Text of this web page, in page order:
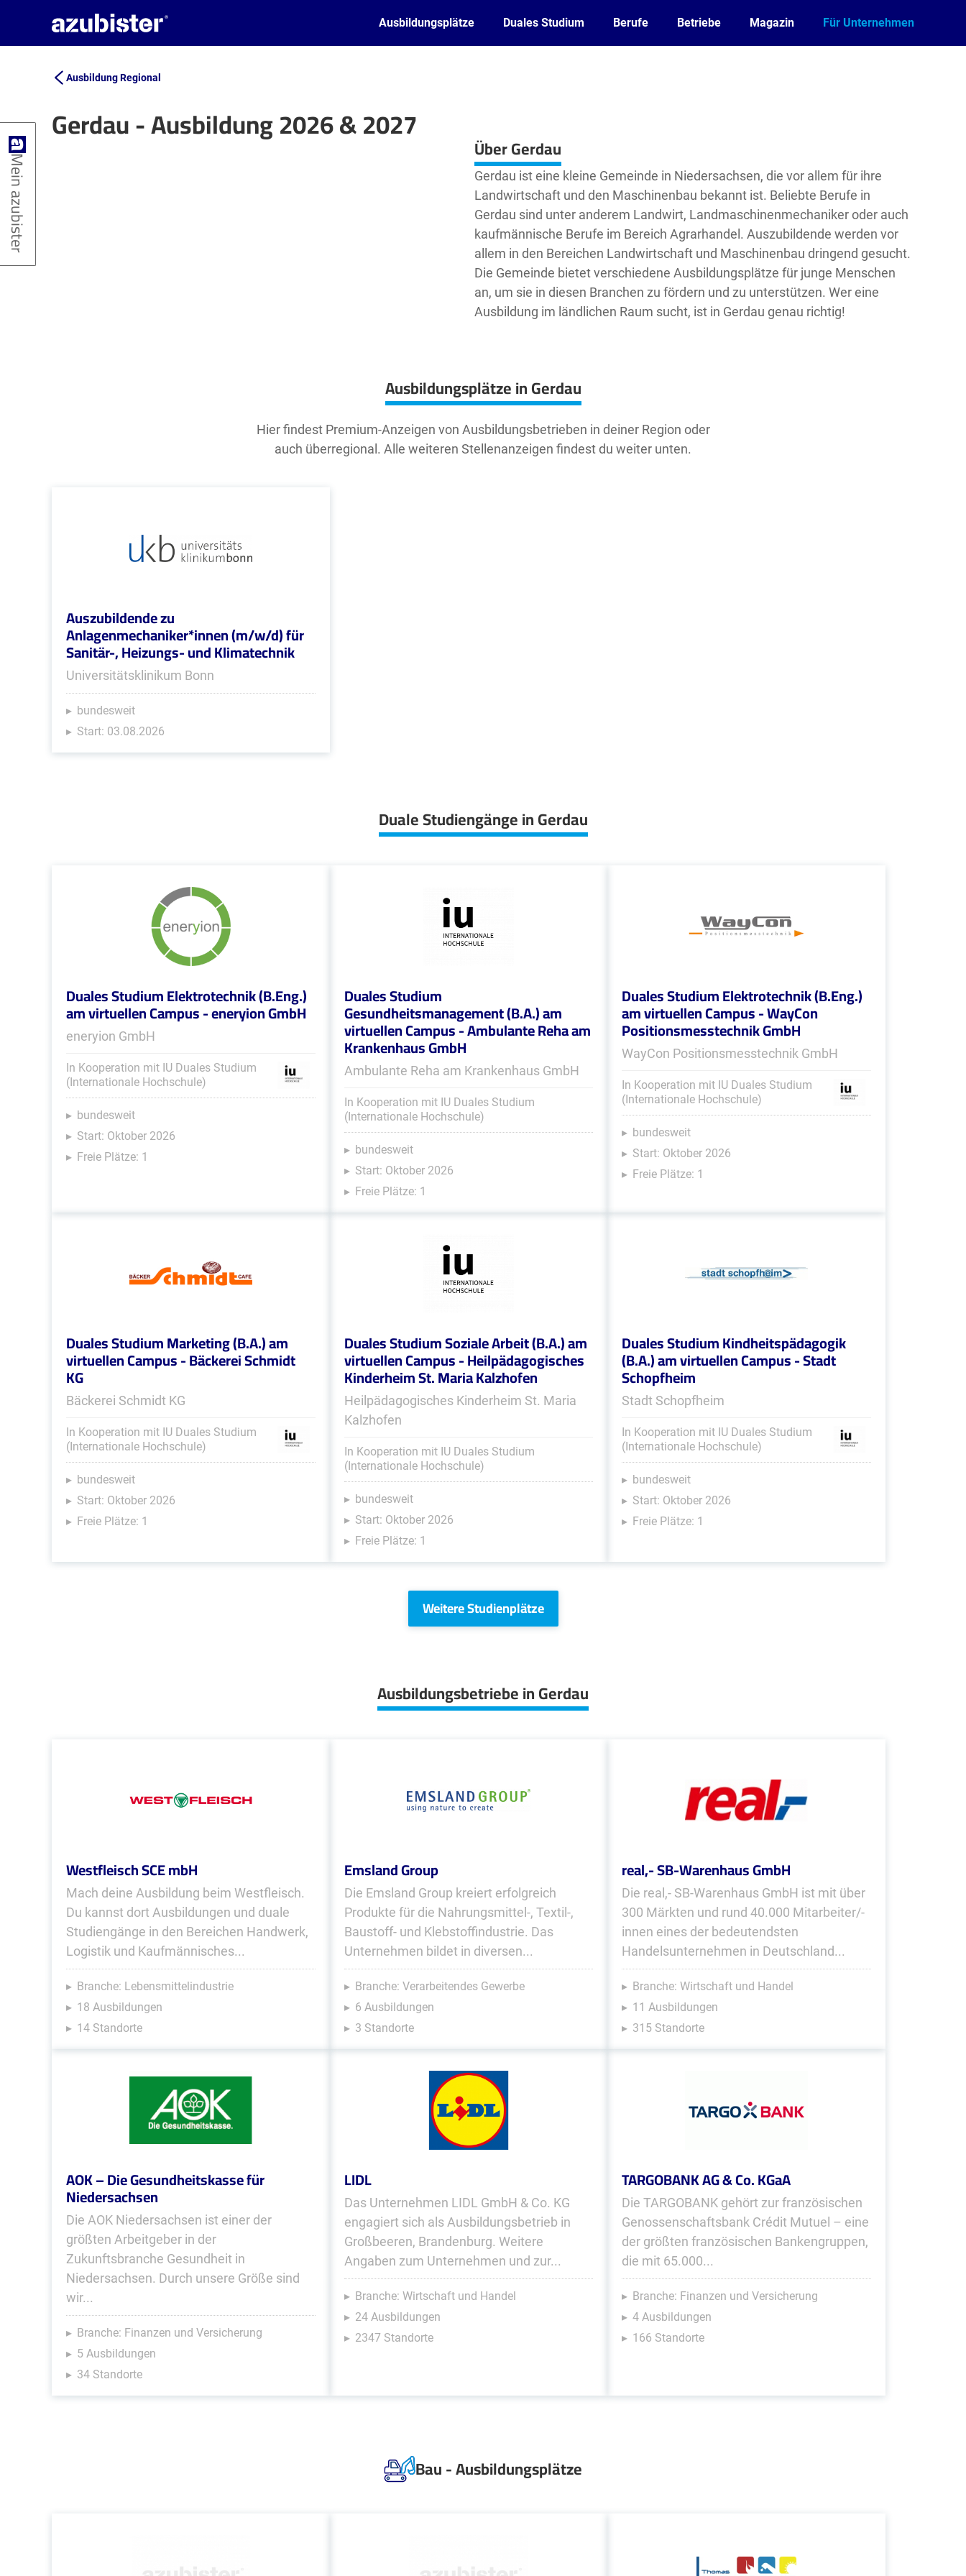
Ausbildungsplätze Duales Studium Berufe Betriebe Magazin Für Unternehmen
Ausbildung Regional
Gerdau - Ausbildung 2026 & 2027
Leaflet| ©OpenStreetMap2 Über Gerdau
Gerdau ist eine kleine Gemeinde in Niedersachsen, die vor allem für ihre
Landwirtschaft und den Maschinenbau bekannt ist. Beliebte Berufe in
Gerdau sind unter anderem Landwirt, Landmaschinenmechaniker oder auch
kaufmännische Berufe im Bereich Agrarhandel. Auszubildende werden vor
allem in den Bereichen Landwirtschaft und Maschinenbau dringend gesucht.
Die Gemeinde bietet verschiedene Ausbildungsplätze für junge Menschen
an, um sie in diesen Branchen zu fördern und zu unterstützen. Wer eine
Ausbildung im ländlichen Raum sucht, ist in Gerdau genau richtig!
Ausbildungsplätze in Gerdau
Hier findest Premium-Anzeigen von Ausbildungsbetrieben in deiner Region oder
auch überregional. Alle weiteren Stellenanzeigen findest du weiter unten.
Auszubildende zu
Anlagenmechaniker*innen (m/w/d) für
Sanitär-, Heizungs- und Klimatechnik
Universitätsklinikum Bonn
bundesweit
Start: 03.08.2026
Duale Studiengänge in Gerdau
Duales Studium Elektrotechnik (B.Eng.)
am virtuellen Campus - eneryion GmbH
eneryion GmbH
In Kooperation mit IU Duales Studium
(Internationale Hochschule)
bundesweit
Start: Oktober 2026
Freie Plätze: 1
Duales Studium
Gesundheitsmanagement (B.A.) am
virtuellen Campus - Ambulante Reha am
Krankenhaus GmbH
Ambulante Reha am Krankenhaus GmbH
In Kooperation mit IU Duales Studium
(Internationale Hochschule)
bundesweit
Start: Oktober 2026
Freie Plätze: 1
Duales Studium Elektrotechnik (B.Eng.)
am virtuellen Campus - WayCon
Positionsmesstechnik GmbH
WayCon Positionsmesstechnik GmbH
In Kooperation mit IU Duales Studium
(Internationale Hochschule)
bundesweit
Start: Oktober 2026
Freie Plätze: 1
Duales Studium Marketing (B.A.) am
virtuellen Campus - Bäckerei Schmidt
KG
Bäckerei Schmidt KG
In Kooperation mit IU Duales Studium
(Internationale Hochschule)
bundesweit
Start: Oktober 2026
Freie Plätze: 1
Duales Studium Soziale Arbeit (B.A.) am
virtuellen Campus - Heilpädagogisches
Kinderheim St. Maria Kalzhofen
Heilpädagogisches Kinderheim St. Maria
Kalzhofen
In Kooperation mit IU Duales Studium
(Internationale Hochschule)
bundesweit
Start: Oktober 2026
Freie Plätze: 1
Duales Studium Kindheitspädagogik
(B.A.) am virtuellen Campus - Stadt
Schopfheim
Stadt Schopfheim
In Kooperation mit IU Duales Studium
(Internationale Hochschule)
bundesweit
Start: Oktober 2026
Freie Plätze: 1
Weitere Studienplätze
Ausbildungsbetriebe in Gerdau
Westfleisch SCE mbH
Mach deine Ausbildung beim Westfleisch.
Du kannst dort Ausbildungen und duale
Studiengänge in den Bereichen Handwerk,
Logistik und Kaufmännisches...
Branche: Lebensmittelindustrie
18 Ausbildungen
14 Standorte
Emsland Group
Die Emsland Group kreiert erfolgreich
Produkte für die Nahrungsmittel-, Textil-,
Baustoff- und Klebstoffindustrie. Das
Unternehmen bildet in diversen...
Branche: Verarbeitendes Gewerbe
6 Ausbildungen
3 Standorte
real,- SB-Warenhaus GmbH
Die real,- SB-Warenhaus GmbH ist mit über
300 Märkten und rund 40.000 Mitarbeiter/-
innen eines der bedeutendsten
Handelsunternehmen in Deutschland...
Branche: Wirtschaft und Handel
11 Ausbildungen
315 Standorte
AOK – Die Gesundheitskasse für
Niedersachsen
Die AOK Niedersachsen ist einer der
größten Arbeitgeber in der
Zukunftsbranche Gesundheit in
Niedersachsen. Durch unsere Größe sind
wir...
Branche: Finanzen und Versicherung
5 Ausbildungen
34 Standorte
LIDL
Das Unternehmen LIDL GmbH & Co. KG
engagiert sich als Ausbildungsbetrieb in
Großbeeren, Brandenburg. Weitere
Angaben zum Unternehmen und zur...
Branche: Wirtschaft und Handel
24 Ausbildungen
2347 Standorte
TARGOBANK AG & Co. KGaA
Die TARGOBANK gehört zur französischen
Genossenschaftsbank Crédit Mutuel – eine
der größten französischen Bankengruppen,
die mit 65.000...
Branche: Finanzen und Versicherung
4 Ausbildungen
166 Standorte
Bau - Ausbildungsplätze
Mein azubister